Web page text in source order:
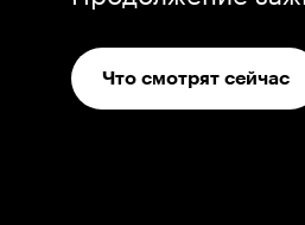
Что смотрят сейчас